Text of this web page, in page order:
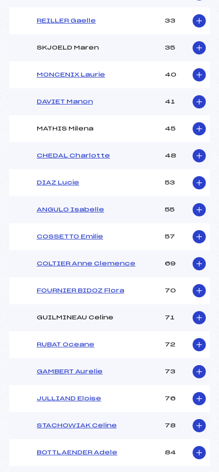
REILLER Gaelle 33
SKJOELD Maren 35
MONCENIX Laurie 40
DAVIET Manon 41
MATHIS Milena 45
CHEDAL Charlotte 48
DIAZ Lucie 53
ANGULO Isabelle 55
COSSETTO Emilie 57
COLTIER Anne Clemence 69
FOURNIER BIDOZ Flora 70
GUILMINEAU Celine 71
RUBAT Oceane 72
GAMBERT Aurelie 73
JULLIAND Eloise 76
STACHOWIAK Celine 78
BOTTLAENDER Adele 84